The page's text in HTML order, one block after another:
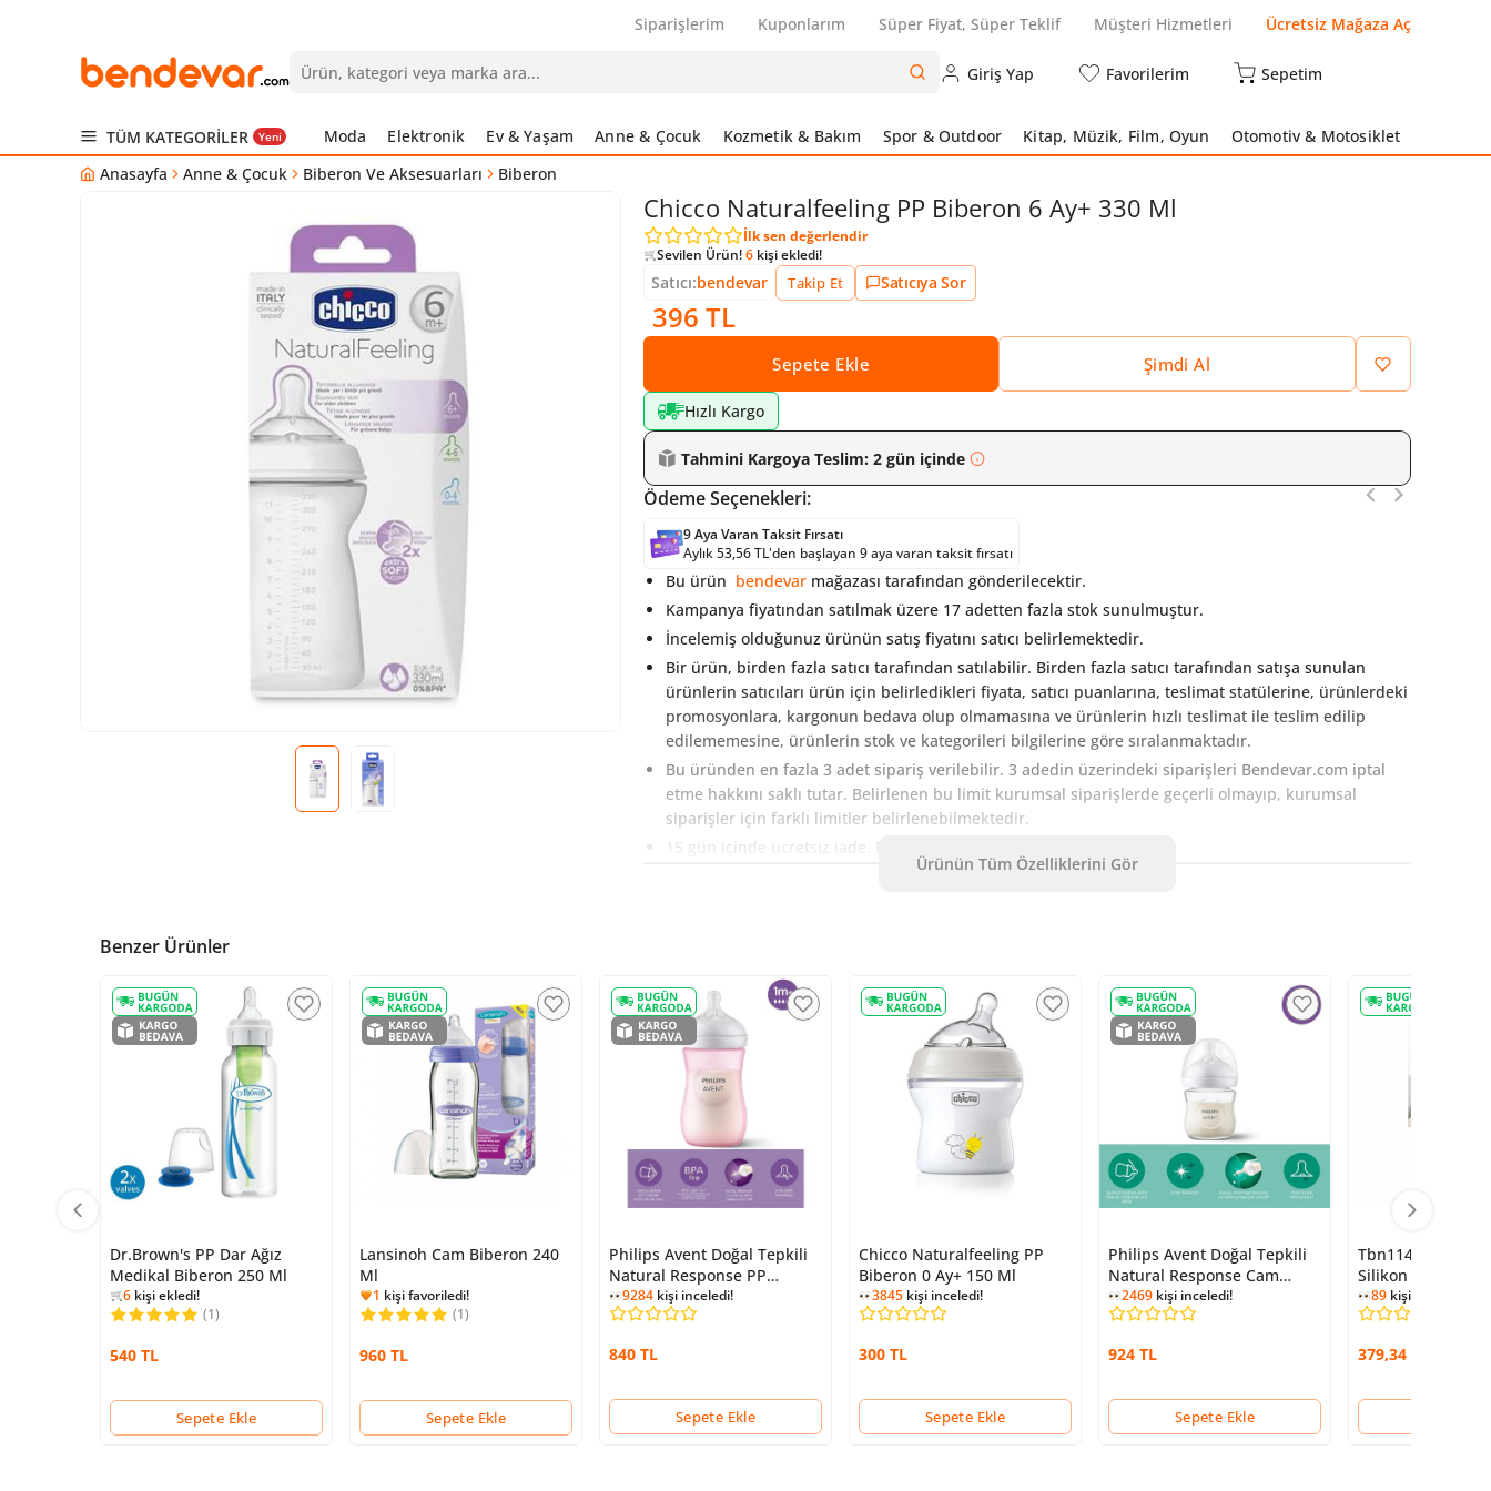
Siparişlerim Kuponlarım Süper Fiyat, Süper Teklif Müşteri Hizmetleri Ücretsiz Mağaza Aç
Giriş Yap Favorilerim Sepetim
TÜM KATEGORİLER Yeni Moda Elektronik Ev & Yaşam Anne & Çocuk Kozmetik & Bakım Spor & Outdoor Kitap, Müzik, Film, Oyun
Otomotiv & Motosiklet
Anasayfa
Anne & Çocuk Biberon Ve Aksesuarları Biberon
Chicco Naturalfeeling PP Biberon 6 Ay+ 330 Ml
İlk sen değerlendir
Sevilen Ürün!9060kişi inceledi!
Sevilen Ürün!
kişi ekledi!
Sevilen Ürün!9060kişi inceledi!
Satıcı:bendevar Takip Et Satıcıya Sor
396 TL
Sepete Ekle Şimdi Al
Hızlı Kargo
Tahmini Kargoya Teslim: 2 gün içinde
Ödeme Seçenekleri:
9 Aya Varan Taksit Fırsatı
Aylık 53,56 TL'den başlayan 9 aya varan taksit fırsatı
Bu ürün bendevar mağazası tarafından gönderilecektir.
Kampanya fiyatından satılmak üzere 17 adetten fazla stok sunulmuştur.
İncelemiş olduğunuz ürünün satış fiyatını satıcı belirlemektedir.
Bir ürün, birden fazla satıcı tarafından satılabilir. Birden fazla satıcı tarafından satışa sunulan
ürünlerin satıcıları ürün için belirledikleri fiyata, satıcı puanlarına, teslimat statülerine, ürünlerdeki
promosyonlara, kargonun bedava olup olmamasına ve ürünlerin hızlı teslimat ile teslim edilip
edilememesine, ürünlerin stok ve kategorileri bilgilerine göre sıralanmaktadır.
Bu üründen en fazla 3 adet sipariş verilebilir. 3 adedin üzerindeki siparişleri Bendevar.com iptal
etme hakkını saklı tutar. Belirlenen bu limit kurumsal siparişlerde geçerli olmayıp, kurumsal
siparişler için farklı limitler belirlenebilmektedir.
15 gün içinde ücretsiz iade. Detaylı bilgi için
Ürünün Tüm Özelliklerini Gör
Benzer Ürünler
Dr.Brown's PP Dar Ağız
Medikal Biberon 250 Ml
4139kişi inceledi!
6kişi ekledi! (1)
540 TL
Sepete Ekle
Lansinoh Cam Biberon 240
Ml
3733kişi inceledi!
29kişi ekledi!(1)
960 TL
Sepete Ekle
Philips Avent Doğal Tepkili
Natural Response PP
Biberon 260 Ml 1+ Ay
Pembe
9284 kişi inceledi!
840 TL
Sepete Ekle
Chicco Naturalfeeling PP
Biberon 0 Ay+ 150 Ml
3845 kişi inceledi!
300 TL
Sepete Ekle
Philips Avent Doğal Tepkili
Natural Response Cam
Biberon 120 Ml 0+ Ay
2469 kişi inceledi!
924 TL
Sepete Ekle
Tbn11414 Boon -
Silikon Meyve
89 kişi inceledi!
379,34 TL